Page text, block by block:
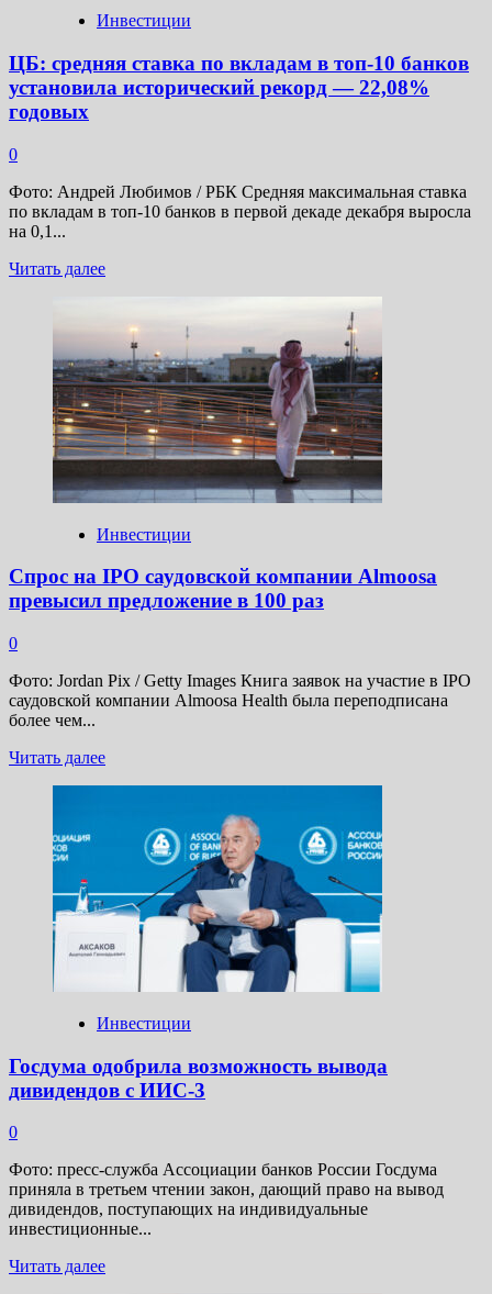
103
рубля
Инвестиции
ЦБ: средняя ставка по вкладам в топ-10 банков
установила исторический рекорд — 22,08%
годовых
0
Фото: Андрей Любимов / РБК Средняя максимальная ставка
по вкладам в топ-10 банков в первой декаде декабря выросла
на 0,1...
Читать далееПрочитать
ЦБ:
средняя
ставка
по
вкладам
в
топ-10
банков
установила
исторический
рекорд
—
годовых
Инвестиции
Спрос на IPO саудовской компании Almoosa
превысил предложение в 100 раз
0
Фото: Jordan Pix / Getty Images Книга заявок на участие в IPO
cаудовской компании Almoosa Health была переподписана
более чем...
Читать далееПрочитать
саудовской
компании
Almoosa
превысил
предложение
100
раз
Инвестиции
Госдума одобрила возможность вывода
дивидендов с ИИС-3
0
Фото: пресс-служба Ассоциации банков России Госдума
приняла в третьем чтении закон, дающий право на вывод
дивидендов, поступающих на индивидуальные
инвестиционные...
Читать далееПрочитать